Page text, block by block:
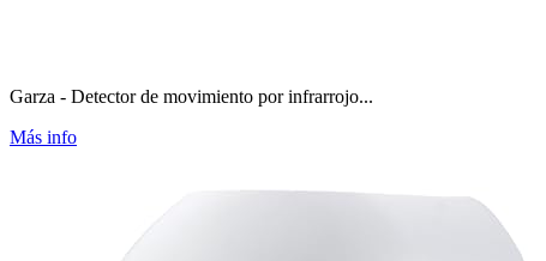
Garza - Detector de movimiento por infrarrojo...
Más info